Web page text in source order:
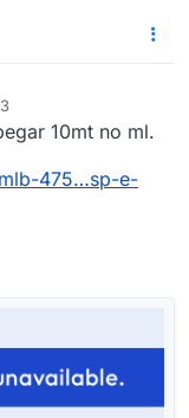
10mt no ml.
475…sp-e-